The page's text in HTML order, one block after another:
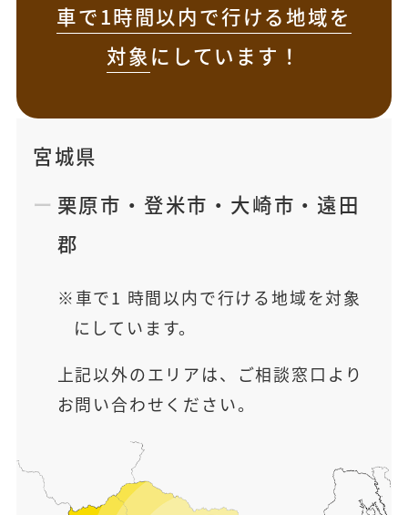
車で1時間以内で行ける地域を
対象にしています！
宮城県
栗原市 ・ 登米市 ・ 大崎市 ・ 遠田
郡
車で1 時間以内で行ける地域を対象
にしています。
上記以外のエリアは、ご相談窓口より
お問い合わせください。